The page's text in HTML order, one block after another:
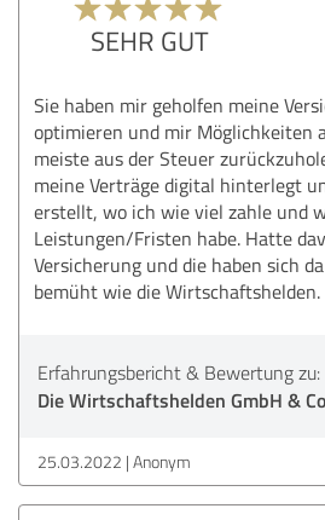
SEHR GUT
Sie haben mir geholfen meine
optimieren und mir Möglichkeiten
meiste aus der Steuer
meine Verträge digital hinterlegt
erstellt, wo ich wie viel zahle und
Leistungen/Fristen habe. Hatte
Versicherung und die haben sich
bemüht wie die Wirtschaftshelden.
Erfahrungsbericht & Bewertung zu:
Die Wirtschaftshelden GmbH &
25.03.2022 Anonym